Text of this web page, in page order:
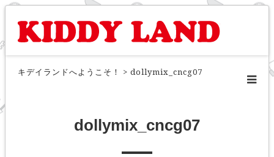
キデイランドへようこそ！ > dollymix_cncg07
dollymix_cncg07